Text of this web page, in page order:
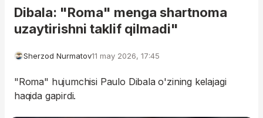
Dibala: "Roma" menga shartnoma
uzaytirishni taklif qilmadi"
Sherzod Nurmatov11 may 2026, 17:45
"Roma" hujumchisi Paulo Dibala o'zining kelajagi
haqida gapirdi.